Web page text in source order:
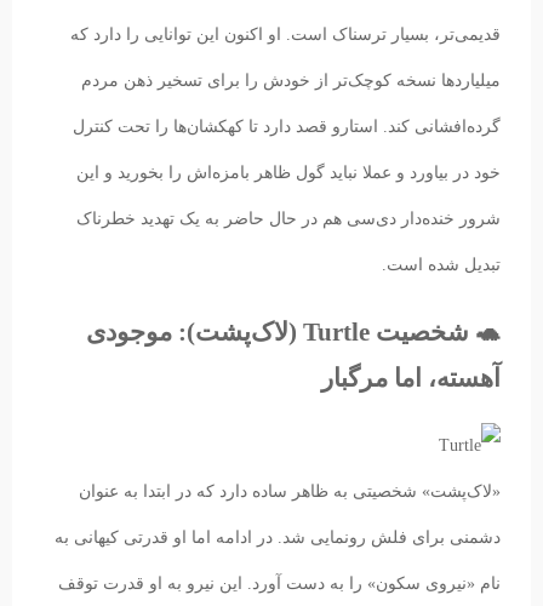
قدیمی‌تر، بسیار ترسناک است. او اکنون این توانایی را دارد که
میلیاردها نسخه کوچک‌تر از خودش را برای تسخیر ذهن مردم
گرده‌افشانی کند. استارو قصد دارد تا کهکشان‌ها را تحت کنترل
خود در بیاورد و عملا نباید گول ظاهر بامزه‌اش را بخورید و این
شرور خنده‌دار دی‌سی هم در حال حاضر به یک تهدید خطرناک‌
تبدیل شده است.
🐢 شخصیت Turtle (لاک‌پشت): موجودی
آهسته، اما مرگبار
«لاک‌پشت» شخصیتی به ظاهر ساده دارد که در ابتدا به عنوان
دشمنی برای فلش رونمایی شد. در ادامه اما او قدرتی کیهانی به
نام «نیروی سکون» را به دست آورد. این نیرو به او قدرت توقف